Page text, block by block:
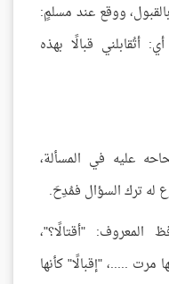
ووقع عند مسلمٍ:
أتُقابلني قبالًا بهذه
عليه في المسألة،
ترك السؤال فمُدِحَ.
"أقتالًا؟"،
مرت .....، "إقبالًا" كأنها